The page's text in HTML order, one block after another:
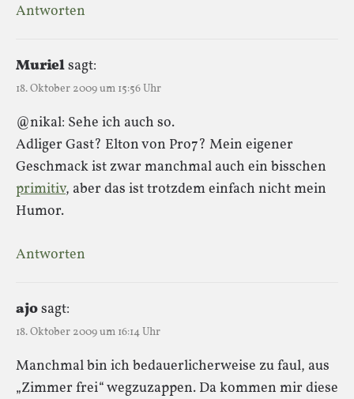
Antworten
Murielsagt:
18. Oktober 2009 um 15:56 Uhr
@nikal: Sehe ich auch so.
Adliger Gast? Elton von Pro7? Mein eigener
Geschmack ist zwar manchmal auch ein bisschen
primitiv, aber das ist trotzdem einfach nicht mein
Humor.
Antworten
ajosagt:
18. Oktober 2009 um 16:14 Uhr
Manchmal bin ich bedauerlicherweise zu faul, aus
„Zimmer frei“ wegzuzappen. Da kommen mir diese